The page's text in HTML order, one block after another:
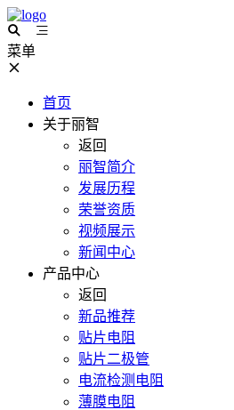
菜单
首页
关于丽智
返回
丽智简介
发展历程
荣誉资质
视频展示
新闻中心
产品中心
返回
新品推荐
贴片电阻
贴片二极管
电流检测电阻
薄膜电阻